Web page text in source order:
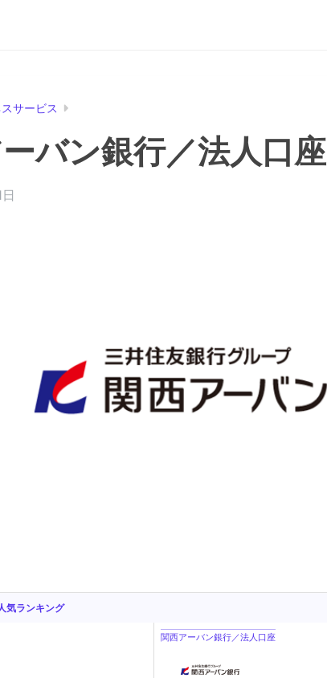
サービス
バン銀行／法人口座
人気ランキング
関西アーバン銀行／法人口座